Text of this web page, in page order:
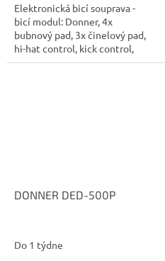
Elektronická bicí souprava -
bicí modul: Donner, 4x
bubnový pad, 3x činelový pad,
hi-hat control, kick control,
rack,...
DONNER DED-500P
Do 1 týdne